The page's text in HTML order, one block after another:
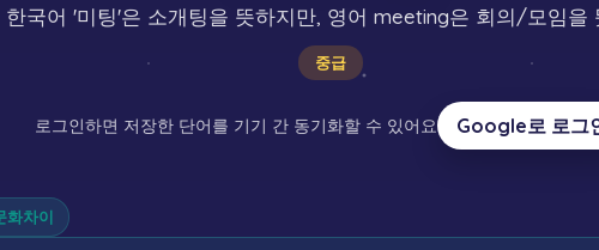
한국어 '미팅'은 소개팅을 뜻하지만, 영어 meeting은 회의/모임을
중급
로그인하면 저장한 단어를 기기 간 동기화할 수 있어요 Google로 로그
화차이